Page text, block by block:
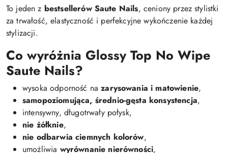
To jeden z bestsellerów Saute Nails, ceniony przez stylistki
za trwałość, elastyczność i perfekcyjne wykończenie każdej
stylizacji.
Co wyróżnia Glossy Top No Wipe
Saute Nails?
wysoka odporność nazarysowania i matowienie,
samopoziomująca, średnio-gęsta konsystencja,
intensywny, długotrwały połysk,
nie żółknie,
nie odbarwia ciemnych kolorów,
umożliwia wyrównanie nierówności,